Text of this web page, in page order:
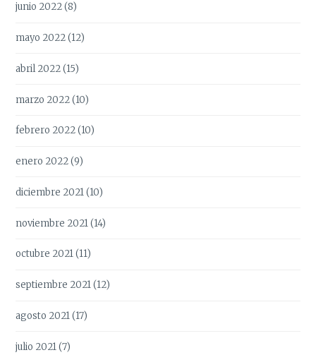
junio 2022(8)
mayo 2022(12)
abril 2022(15)
marzo 2022(10)
febrero 2022(10)
enero 2022(9)
diciembre 2021(10)
noviembre 2021(14)
octubre 2021(11)
septiembre 2021(12)
agosto 2021(17)
julio 2021(7)